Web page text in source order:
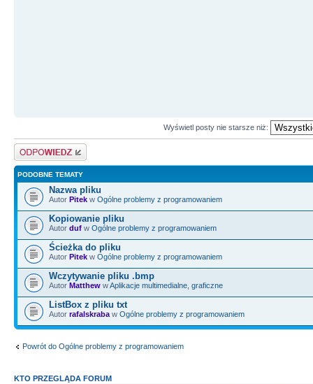
Wyświetl posty nie starsze niż:
Odpowiedz
PODOBNE TEMATY
Nazwa pliku
Autor Pitek w Ogólne problemy z programowaniem
Kopiowanie pliku
Autor duf w Ogólne problemy z programowaniem
Ścieżka do pliku
Autor Pitek w Ogólne problemy z programowaniem
Wczytywanie pliku .bmp
Autor Matthew wAplikacje multimedialne, graficzne
ListBox z pliku txt
Autor rafalskraba w Ogólne problemy z programowaniem
Powrót do Ogólne problemy z programowaniem
KTO PRZEGLĄDA FORUM